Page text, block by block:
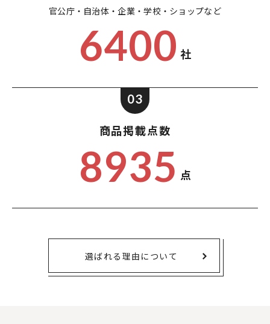
官公庁・自治体・企業・学校・ショップなど
6400 社
03
商品掲載点数
8935 点
選ばれる理由について